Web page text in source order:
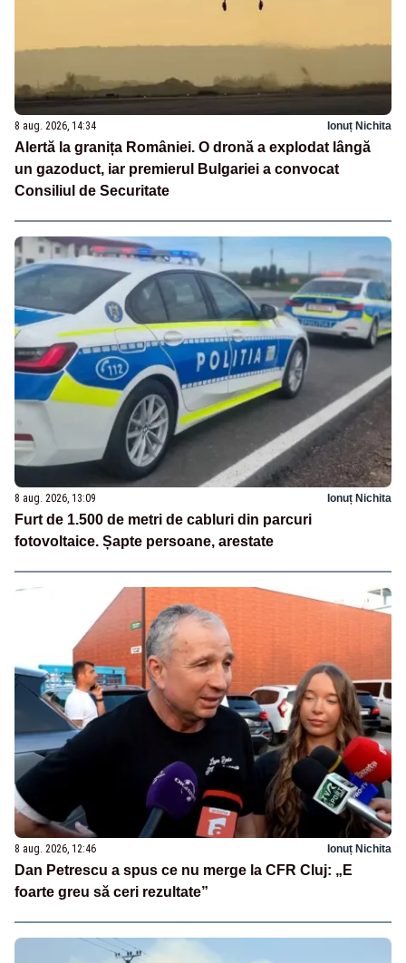
8 aug. 2026, 14:34 Ionuț Nichita
Alertă la granița României. O dronă a explodat lângă
un gazoduct, iar premierul Bulgariei a convocat
Consiliul de Securitate
8 aug. 2026, 13:09 Ionuț Nichita
Furt de 1.500 de metri de cabluri din parcuri
fotovoltaice. Șapte persoane, arestate
8 aug. 2026, 12:46 Ionuț Nichita
Dan Petrescu a spus ce nu merge la CFR Cluj: „E
foarte greu să ceri rezultate”